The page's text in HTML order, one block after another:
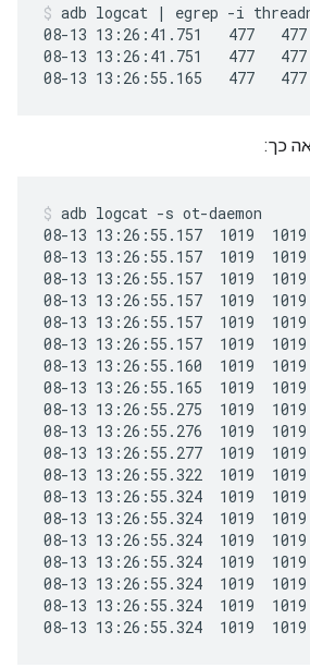
adb logcat | egrep -i
08-13 13:26:41.751   477
08-13 13:26:41.751   477
08-13 13:26:55.165   477
כך:
adb logcat -s ot-daemon
08-13 13:26:55.157  1019  1019
08-13 13:26:55.157  1019
08-13 13:26:55.157  1019
08-13 13:26:55.157  1019
08-13 13:26:55.157  1019
08-13 13:26:55.157  1019
08-13 13:26:55.160  1019
08-13 13:26:55.165  1019
08-13 13:26:55.275  1019  1019
08-13 13:26:55.276  1019
08-13 13:26:55.277  1019  1019
08-13 13:26:55.322  1019
08-13 13:26:55.324  1019
08-13 13:26:55.324  1019
08-13 13:26:55.324  1019
08-13 13:26:55.324  1019
08-13 13:26:55.324  1019
08-13 13:26:55.324  1019
08-13 13:26:55.324  1019